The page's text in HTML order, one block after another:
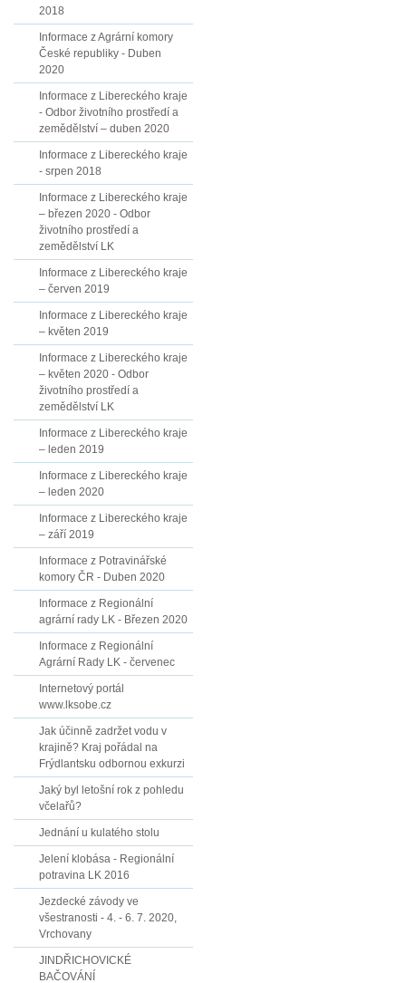
2018
Informace z Agrární komory
České republiky - Duben
2020
Informace z Libereckého kraje
- Odbor životního prostředí a
zemědělství – duben 2020
Informace z Libereckého kraje
- srpen 2018
Informace z Libereckého kraje
– březen 2020 - Odbor
životního prostředí a
zemědělství LK
Informace z Libereckého kraje
– červen 2019
Informace z Libereckého kraje
– květen 2019
Informace z Libereckého kraje
– květen 2020 - Odbor
životního prostředí a
zemědělství LK
Informace z Libereckého kraje
– leden 2019
Informace z Libereckého kraje
– leden 2020
Informace z Libereckého kraje
– září 2019
Informace z Potravinářské
komory ČR - Duben 2020
Informace z Regionální
agrární rady LK - Březen 2020
Informace z Regionální
Agrární Rady LK - červenec
Internetový portál
www.lksobe.cz
Jak účinně zadržet vodu v
krajině? Kraj pořádal na
Frýdlantsku odbornou exkurzi
Jaký byl letošní rok z pohledu
včelařů?
Jednání u kulatého stolu
Jelení klobása - Regionální
potravina LK 2016
Jezdecké závody ve
všestranosti - 4. - 6. 7. 2020,
Vrchovany
JINDŘICHOVICKÉ
BAČOVÁNÍ